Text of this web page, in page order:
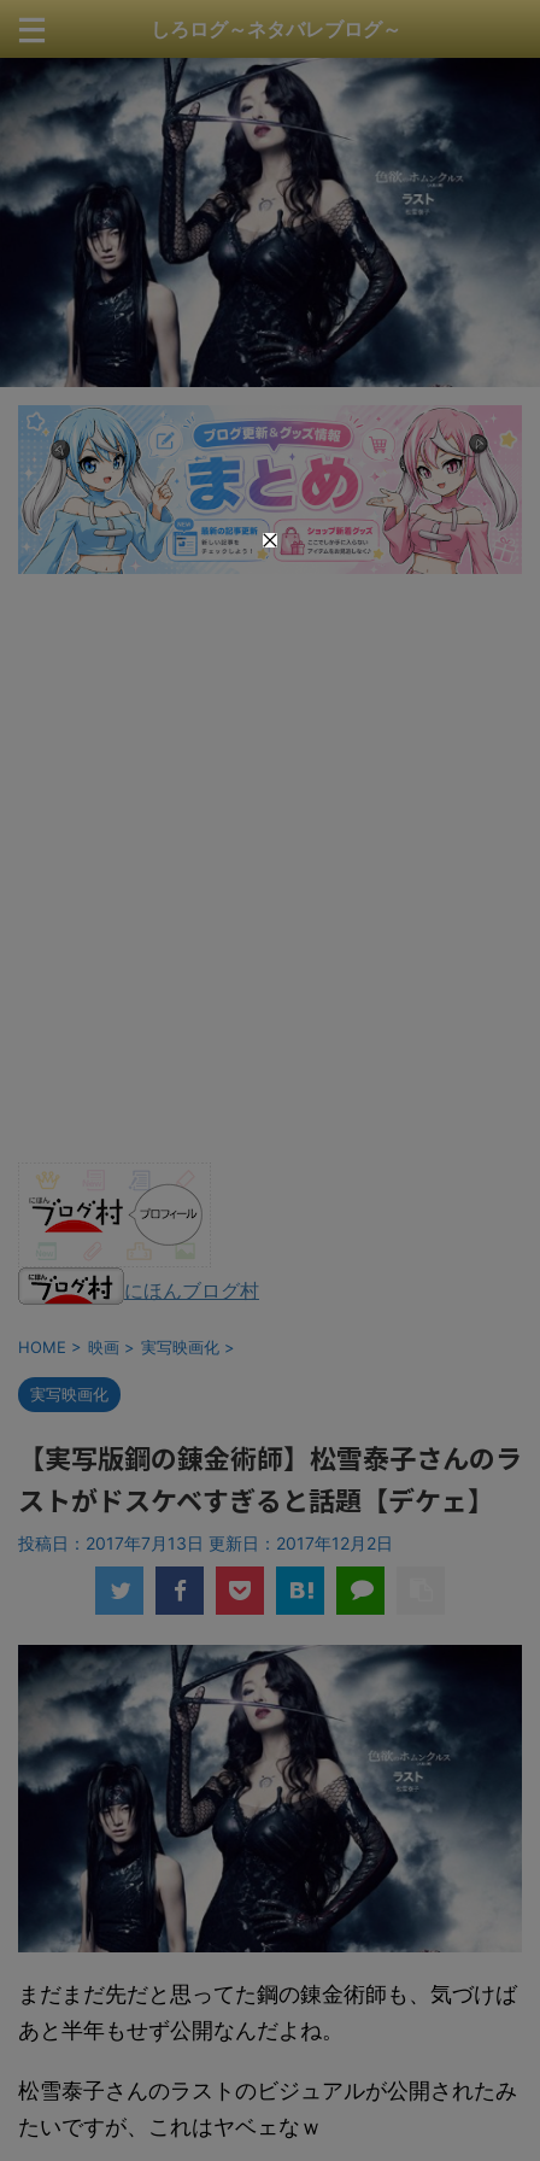
しろログ～ネタバレブログ～
にほんブログ村
HOME > 映画 > 実写映画化 >
実写映画化
【実写版鋼の錬金術師】松雪泰子さんのラ
ストがドスケベすぎると話題【デケェ】
投稿日：2017年7月13日 更新日： 2017年12月2日
まだまだ先だと思ってた鋼の錬金術師も、気づけば
あと半年もせず公開なんだよね。
松雪泰子さんのラストのビジュアルが公開されたみ
たいですが、これはヤベェなｗ